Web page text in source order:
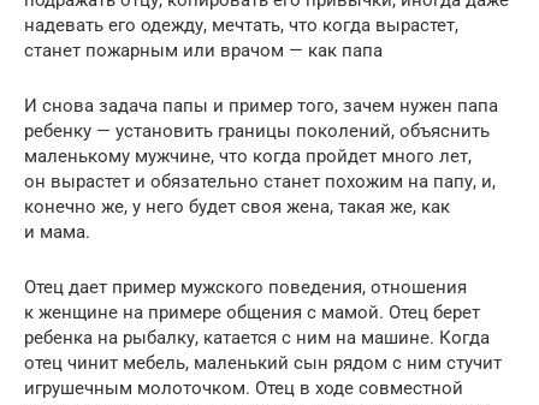
надевать его одежду, мечтать, что когда вырастет,
станет пожарным или врачом — как папа
И снова задача папы и пример того, зачем нужен папа
ребенку — установить границы поколений, объяснить
маленькому мужчине, что когда пройдет много лет,
он вырастет и обязательно станет похожим на папу, и,
конечно же, у него будет своя жена, такая же, как
и мама.
Отец дает пример мужского поведения, отношения
к женщине на примере общения с мамой. Отец берет
ребенка на рыбалку, катается с ним на машине. Когда
отец чинит мебель, маленький сын рядом с ним стучит
игрушечным молоточком. Отец в ходе совместной